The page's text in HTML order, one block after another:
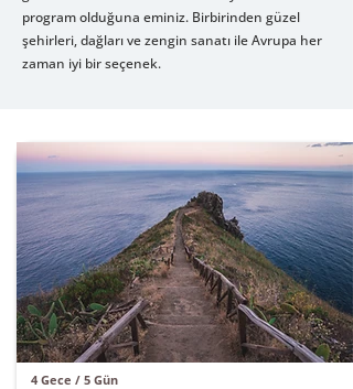
program olduğuna eminiz. Birbirinden güzel
şehirleri, dağları ve zengin sanatı ile Avrupa her
zaman iyi bir seçenek.
4 Gece / 5 Gün